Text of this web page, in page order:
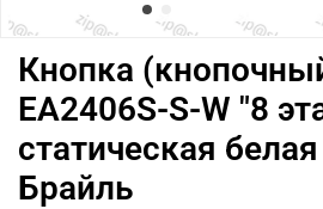
Кнопка
EA2406S-S-W "8
статическая
Брайль